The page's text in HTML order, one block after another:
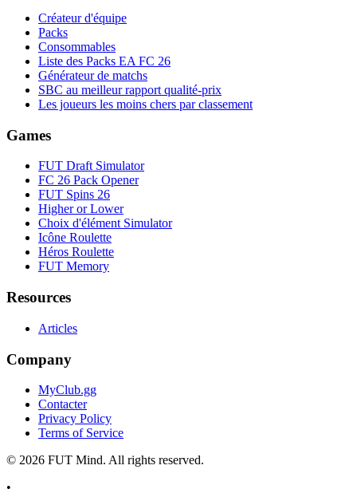
Créateur d'équipe
Packs
Consommables
Liste des Packs EA FC 26
Générateur de matchs
SBC au meilleur rapport qualité-prix
Les joueurs les moins chers par classement
Games
FUT Draft Simulator
FC 26 Pack Opener
FUT Spins 26
Higher or Lower
Choix d'élément Simulator
Icône Roulette
Héros Roulette
FUT Memory
Resources
Articles
Company
MyClub.gg
Contacter
Privacy Policy
Terms of Service
© 2026 FUT Mind. All rights reserved.